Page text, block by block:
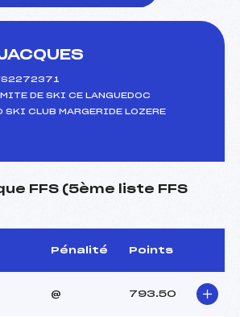
DE SKI CE LANGUEDOC
CLUB MARGERIDE LOZERE
FFS (5ème liste FFS
Pénalité Points
@ 793.50